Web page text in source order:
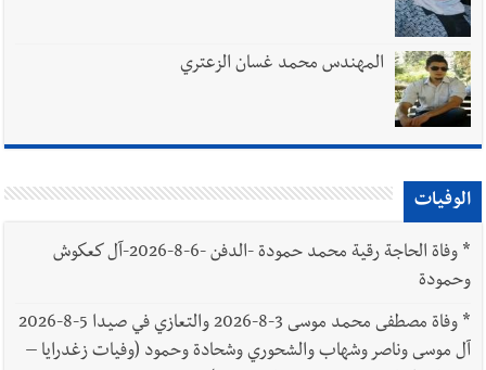
المهندس محمد غسان الزعتري
الوفيات
*
وفاة الحاجة رقية محمد حمودة -الدفن -6-8-2026-آل كعكوش
وحمودة
*
وفاة مصطفى محمد موسى 3-8-2026 والتعازي في صيدا 5-8-2026
آل موسى وناصر وشهاب والشحوري وشحادة وحمود (وفيات زغدرايا –